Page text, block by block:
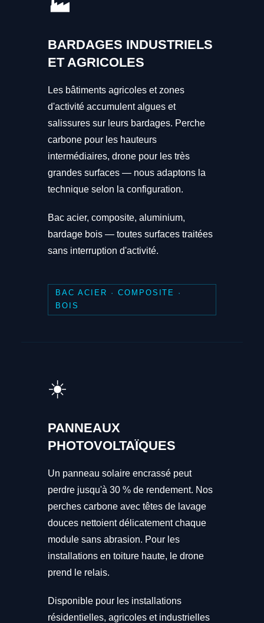
BARDAGES INDUSTRIELS
ET AGRICOLES
Les bâtiments agricoles et zones
d'activité accumulent algues et
salissures sur leurs bardages. Perche
carbone pour les hauteurs
intermédiaires, drone pour les très
grandes surfaces — nous adaptons la
technique selon la configuration.
Bac acier, composite, aluminium,
bardage bois — toutes surfaces traitées
sans interruption d'activité.
BAC ACIER · COMPOSITE ·
BOIS
☀️
PANNEAUX
PHOTOVOLTAÏQUES
Un panneau solaire encrassé peut
perdre jusqu'à 30 % de rendement. Nos
perches carbone avec têtes de lavage
douces nettoient délicatement chaque
module sans abrasion. Pour les
installations en toiture haute, le drone
prend le relais.
Disponible pour les installations
résidentielles, agricoles et industrielles